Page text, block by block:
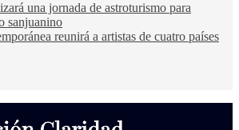
una jornada de astroturismo para
sanjuanino
reunirá a artistas de cuatro países